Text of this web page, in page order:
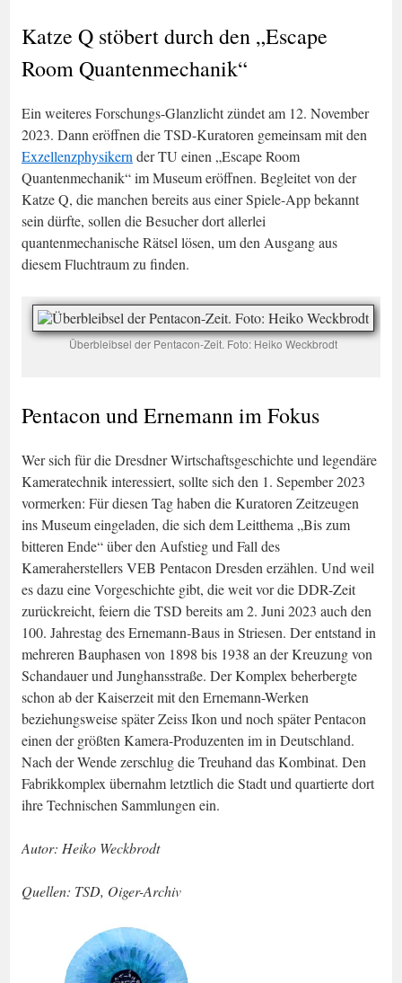
Katze Q stöbert durch den „Escape
Room Quantenmechanik“
Ein weiteres Forschungs-Glanzlicht zündet am 12. November
2023. Dann eröffnen die TSD-Kuratoren gemeinsam mit den
Exzellenzphysikern der TU einen „Escape Room
Quantenmechanik“ im Museum eröffnen. Begleitet von der
Katze Q, die manchen bereits aus einer Spiele-App bekannt
sein dürfte, sollen die Besucher dort allerlei
quantenmechanische Rätsel lösen, um den Ausgang aus
diesem Fluchtraum zu finden.
Überbleibsel der Pentacon-Zeit. Foto: Heiko Weckbrodt
Pentacon und Ernemann im Fokus
Wer sich für die Dresdner Wirtschaftsgeschichte und legendäre
Kameratechnik interessiert, sollte sich den 1. Sepember 2023
vormerken: Für diesen Tag haben die Kuratoren Zeitzeugen
ins Museum eingeladen, die sich dem Leitthema „Bis zum
bitteren Ende“ über den Aufstieg und Fall des
Kameraherstellers VEB Pentacon Dresden erzählen. Und weil
es dazu eine Vorgeschichte gibt, die weit vor die DDR-Zeit
zurückreicht, feiern die TSD bereits am 2. Juni 2023 auch den
100. Jahrestag des Ernemann-Baus in Striesen. Der entstand in
mehreren Bauphasen von 1898 bis 1938 an der Kreuzung von
Schandauer und Junghansstraße. Der Komplex beherbergte
schon ab der Kaiserzeit mit den Ernemann-Werken
beziehungsweise später Zeiss Ikon und noch später Pentacon
einen der größten Kamera-Produzenten im in Deutschland.
Nach der Wende zerschlug die Treuhand das Kombinat. Den
Fabrikkomplex übernahm letztlich die Stadt und quartierte dort
ihre Technischen Sammlungen ein.
Autor: Heiko Weckbrodt
Quellen: TSD, Oiger-Archiv